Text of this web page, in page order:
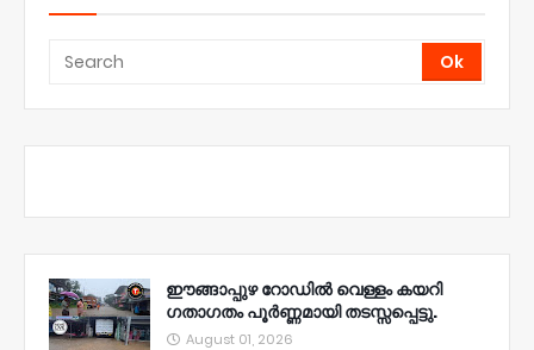
ഈങ്ങാപ്പുഴ റോഡിൽ വെള്ളം കയറി
ഗതാഗതം പൂർണ്ണമായി തടസ്സപ്പെട്ടു.
August 01, 2026